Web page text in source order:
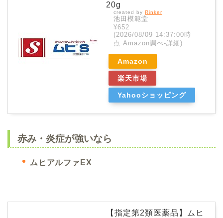
20g
created by Rinker
池田模範堂
¥652
(2026/08/09 14:37:00時
点 Amazon調べ-詳細)
Amazon
楽天市場
Yahooショッピング
赤み・炎症が強いなら
ムヒアルファEX
【指定第2類医薬品】ムヒ